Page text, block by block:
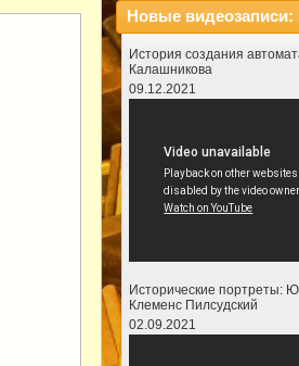
Новые видеозаписи:
История создания
Калашникова
09.12.2021
Исторические портреты:
Клеменс Пилсудский
02.09.2021